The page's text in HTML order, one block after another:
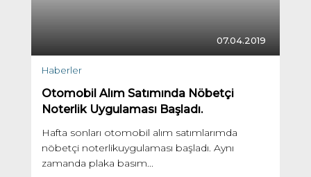
07.04.2019
Haberler
Otomobil Alım Satımında Nöbetçi
Noterlik Uygulaması Başladı.
Hafta sonları otomobil alım satımlarımda
nöbetçi noterlikuygulaması başladı. Aynı
zamanda plaka basım...